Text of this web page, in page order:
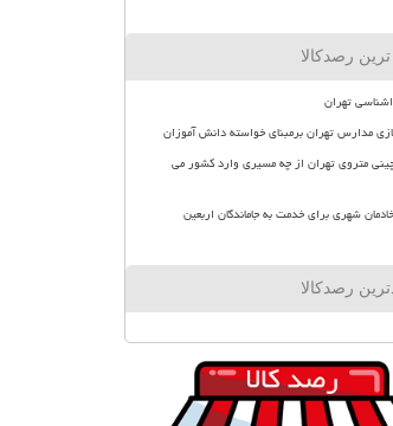
رصدکالا
تهران
مدارس تهران برمبنای خواسته دانش آموزان
متروی تهران از چه مسیری وارد کشور می
شهری برای خدمت به جاماندگان اربعین
رصدکالا